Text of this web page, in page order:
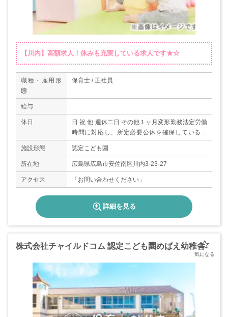
【川内】高額求人！休みも充実している求人です★☆
職種・雇用形
態
保育士 / 正社員
給与
休日
日 祝 他 週休二日 その他１ヶ月変形勤務法定労働
時間に対応し、所定必要公休を確保している。
他、年末年始（１２／３０～１／４）年間休日数
120日
施設形態 認定こども園
所在地 広島県広島市安佐南区川内3-23-27
アクセス 「お問い合わせください」
詳細を見る
株式会社チャイルドコム 認定こども園めばえ幼稚舎